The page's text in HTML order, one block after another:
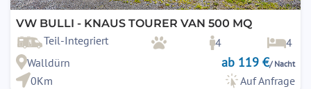
VW BULLI - KNAUS TOURER VAN 500 MQ
Teil-Integriert 4
4
Walldürn
ab 119 €/ Nacht
0Km Auf Anfrage